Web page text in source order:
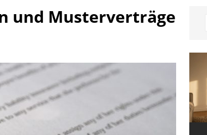
und Musterverträge